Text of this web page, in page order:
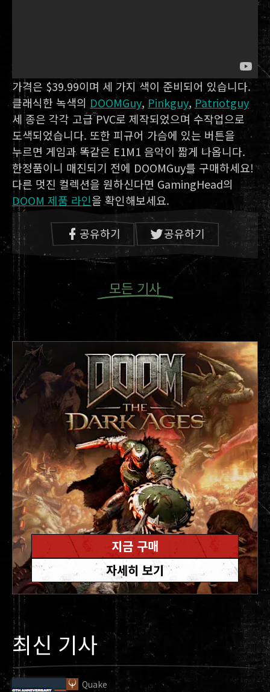
가격은 $39.99이며 세 가지 색이 준비되어 있습니다.
클래식한 녹색의 DOOMGuy, Pinkguy, Patriotguy
세 종은 각각 고급 PVC로 제작되었으며 수작업으로
도색되었습니다. 또한 피규어 가슴에 있는 버튼을
누르면 게임과 똑같은 E1M1 음악이 짧게 나옵니다.
한정품이니 매진되기 전에 DOOMGuy를 구매하세요!
다른 멋진 컬렉션을 원하신다면 GamingHead의
DOOM 제품 라인을 확인해보세요.
공유하기 공유하기
모든 기사
지금 구매
자세히 보기
최신 기사
Quake